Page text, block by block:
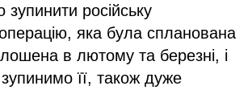
російську
яка була спланована
в лютому та березні, і
її, також дуже